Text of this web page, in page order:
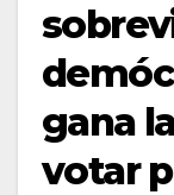
gana
votar